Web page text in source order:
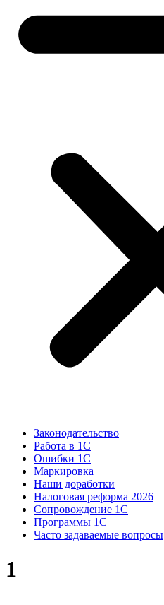
Законодательство
Работа в 1С
Ошибки 1С
Маркировка
Наши доработки
Налоговая реформа 2026
Сопровождение 1С
Программы 1С
Часто задаваемые вопросы
1